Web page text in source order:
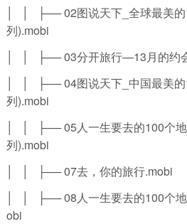
│ │ ├── 02图说天下_全球最美
列).mobi
│ │ ├── 03分开旅行—13月的约
│ │ ├── 04图说天下_中国最美
列).mobi
│ │ ├── 05人一生要去的100个
列).mobi
│ │ ├── 07去，你的旅行.mobi
│ │ ├── 08人一生要去的100个
obi